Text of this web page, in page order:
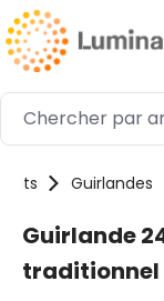
Passer au
Guirlandes
Guirlande
traditionnel